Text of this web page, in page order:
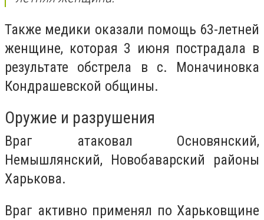
Также медики оказали помощь 63-летней
женщине, которая 3 июня пострадала в
результате обстрела в с. Моначиновка
Кондрашевской общины.
Оружие и разрушения
Враг атаковал Основянский,
Немышлянский, Новобаварский районы
Харькова.
Враг активно применял по Харьковщине